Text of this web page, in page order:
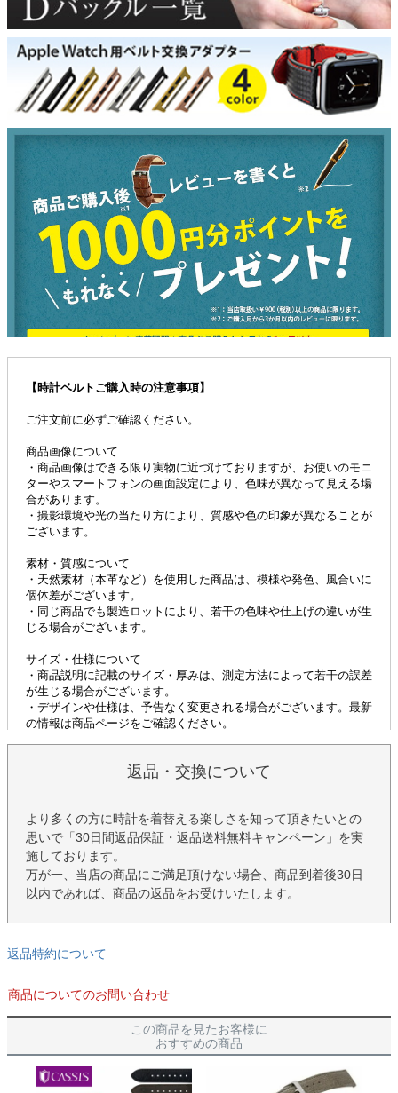
返品・交換について
より多くの方に時計を着替える楽しさを知って頂きたいとの
思いで「30日間返品保証・返品送料無料キャンペーン」を実
施しております。
万が一、当店の商品にご満足頂けない場合、商品到着後30日
以内であれば、商品の返品をお受けいたします。
返品特約について
商品についてのお問い合わせ
この商品を見たお客様に
おすすめの商品